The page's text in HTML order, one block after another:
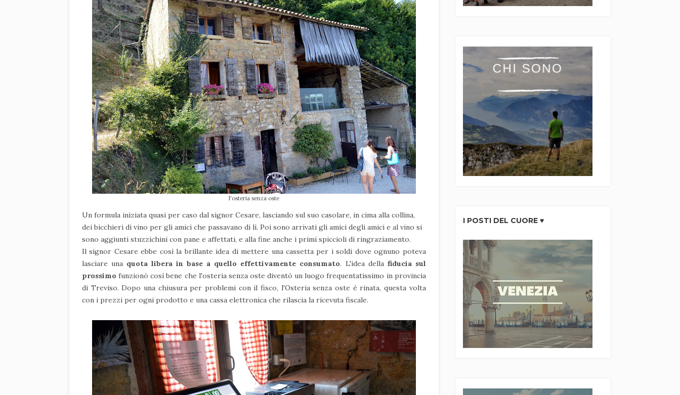
l'osteria senza oste
Un formula iniziata quasi per caso dal signor Cesare, lasciando sul suo casolare, in cima alla collina,
dei bicchieri di vino per gli amici che passavano di lì. Poi sono arrivati gli amici degli amici e al vino si
sono aggiunti stuzzichini con pane e affettati, e alla fine anche i primi spiccioli di ringraziamento.
Il signor Cesare ebbe così la brillante idea di mettere una cassetta per i soldi dove ognuno poteva
lasciare una quota libera in base a quello effettivamente consumato. L'idea della fiducia sul
prossimofunzionò così bene che l'osteria senza oste diventò un luogo frequentatissimo in provincia
di Treviso. Dopo una chiusura per problemi con il fisco, l'Osteria senza oste è rinata, questa volta
con i prezzi per ogni prodotto e una cassa elettronica che rilascia la ricevuta fiscale.
I POSTI DEL CUORE ♥